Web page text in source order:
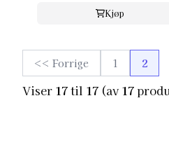
Kjøp
<< Forrige 1 2
Viser 17til 17 (av 17